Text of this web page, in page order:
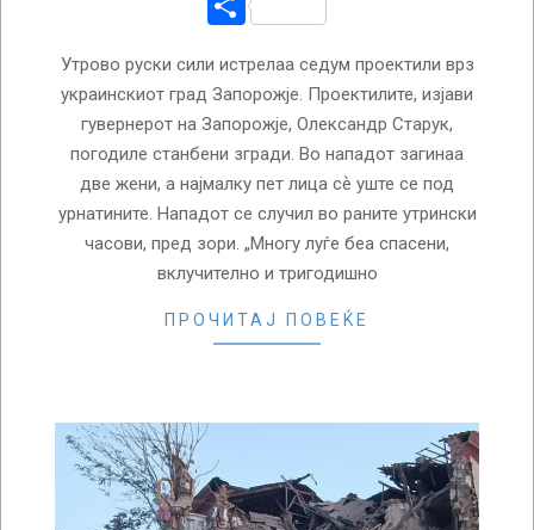
Утрово руски сили истрелаа седум проектили врз
украинскиот град Запорожје. Проектилите, изјави
гувернерот на Запорожје, Олександр Старук,
погодиле станбени згради. Во нападот загинаа
две жени, а најмалку пет лица сѐ уште се под
урнатините. Нападот се случил во раните утрински
часови, пред зори. „Многу луѓе беа спасени,
вклучително и тригодишно
ПРОЧИТАЈ ПОВЕЌЕ